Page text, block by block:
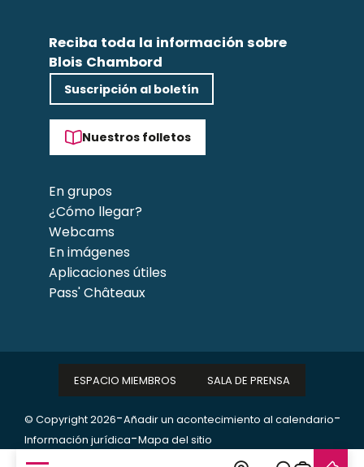
Reciba toda la información sobre
Blois Chambord
Suscripción al boletín
Nuestros folletos
En grupos
¿Cómo llegar?
Webcams
En imágenes
Aplicaciones útiles
Pass' Châteaux
© Copyright 2026-Añadir un acontecimiento al calendario-
Información jurídica-Mapa del sitio
ESPACIO MIEMBROS SALA DE PRENSA